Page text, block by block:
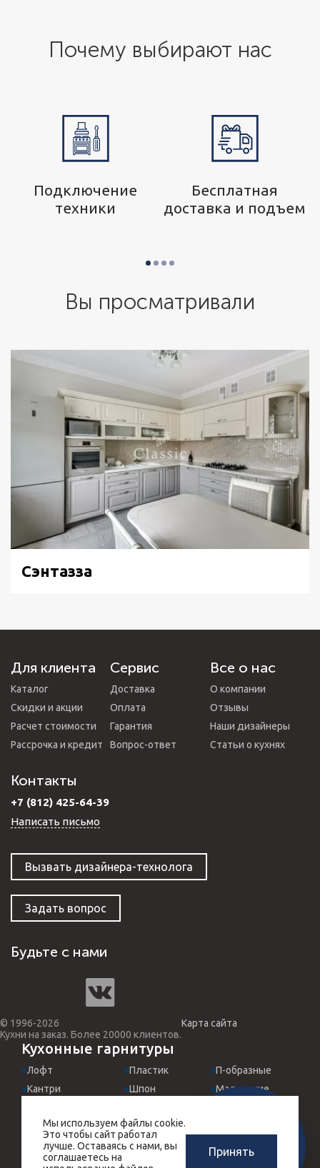
Почему выбирают нас
Подключение
техники
Бесплатная
доставка и подъем
Вы просматривали
Сэнтазза
Для клиента
Каталог
Скидки и акции
Расчет стоимости
Рассрочка и кредит
Сервис
Доставка
Оплата
Гарантия
Вопрос-ответ
Все о нас
О компании
Отзывы
Наши дизайнеры
Статьи о кухнях
Контакты
+7 (812) 425-64-39
Написать письмо
Вызвать дизайнера-технолога
Задать вопрос
Будьте с нами
© 1996-2026
Кухни на заказ. Более 20000 клиентов.
Карта сайта
Кухонные гарнитуры
Лофт
Кантри
Хай-Тек
Прованс
Массив дерева
Пластик
Шпон
Италия
Угловые
Прямые
П-образные
Маленькие
ДИЗАЙНЕР
БЕСПЛАТНО
РАСЧЕТ КУХНИ
ЗА 10 МИНУТ
Мы используем файлы cookie.
Это чтобы сайт работал
лучше. Оставаясь с нами, вы
соглашаетесь на
Принять